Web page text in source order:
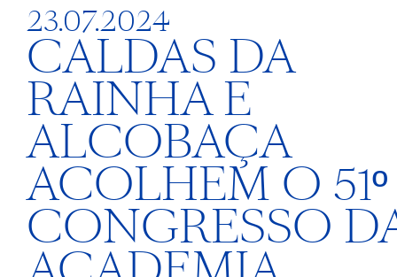
23.07.2024
CALDAS DA
RAINHA E
ALCOBAÇA
ACOLHEM O 51º
CONGRESSO